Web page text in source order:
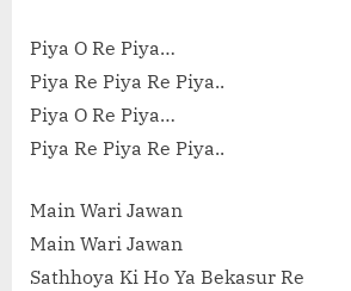
Piya O Re Piya…
Piya Re Piya Re Piya..
Piya O Re Piya…
Piya Re Piya Re Piya..
Main Wari Jawan
Main Wari Jawan
Sathhoya Ki Ho Ya Bekasur Re